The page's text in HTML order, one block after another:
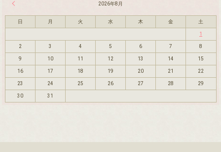
2026年8月
日 月 火 水 木 金 土
1
2 3 4 5 6 7 8
9 10 11 12 13 14 15
16 17 18 19 20 21 22
23 24 25 26 27 28 29
30 31